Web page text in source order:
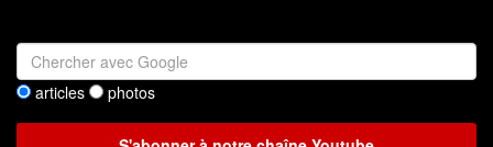
articles photos